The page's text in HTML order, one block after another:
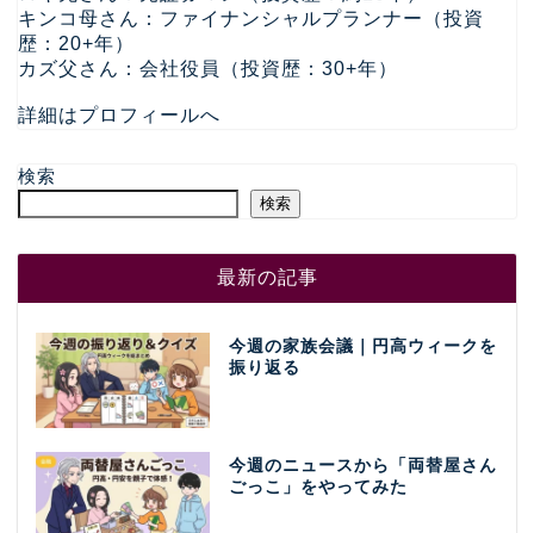
キンコ母さん：ファイナンシャルプランナー（投資
歴：20+年）
カズ父さん：会社役員（投資歴：30+年）
詳細はプロフィールへ
検索
検索
最新の記事
今週の家族会議｜円高ウィークを
振り返る
今週のニュースから「両替屋さん
ごっこ」をやってみた